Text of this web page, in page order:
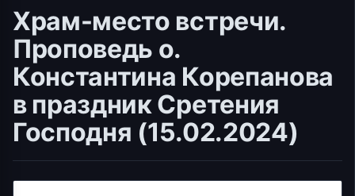
Храм-место встречи.
Проповедь о.
Константина Корепанова
в праздник Сретения
Господня (15.02.2024)